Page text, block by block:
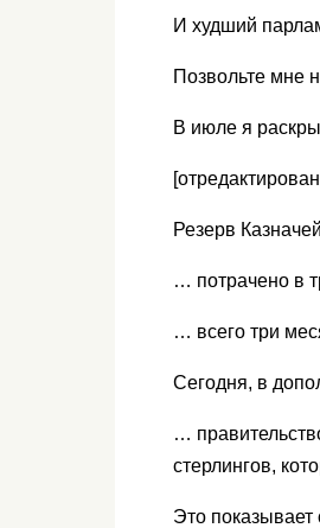
И худший
Позвольте мне
В июле я
Резерв
… потрачено в
… всего три
Сегодня, в
…
стерлингов,
Это